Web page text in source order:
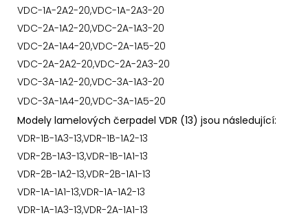
VDC-1A-2A2-20,VDC-1A-2A3-20
VDC-2A-1A2-20,VDC-2A-1A3-20
VDC-2A-1A4-20,VDC-2A-1A5-20
VDC-2A-2A2-20,VDC-2A-2A3-20
VDC-3A-1A2-20,VDC-3A-1A3-20
VDC-3A-1A4-20,VDC-3A-1A5-20
Modely lamelových čerpadel VDR (13) jsou následující:
VDR-1B-1A3-13,VDR-1B-1A2-13
VDR-2B-1A3-13,VDR-1B-1A1-13
VDR-2B-1A2-13,VDR-2B-1A1-13
VDR-1A-1A1-13,VDR-1A-1A2-13
VDR-1A-1A3-13,VDR-2A-1A1-13